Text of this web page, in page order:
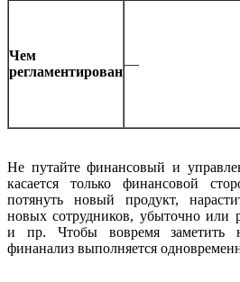
Чем
регламентирован
—
Не путайте финансовый и
касается только финансовой
потянуть новый продукт,
новых сотрудников, убыточно или
и пр. Чтобы вовремя заметить
финанализ выполняется